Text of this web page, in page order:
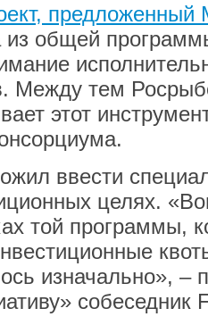
предложенный
из общей
Между тем
этот
ввести
целях.
той программы,
изначально», –
собеседник